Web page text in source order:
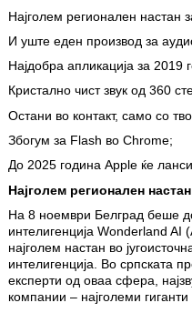
Најголем регионален настан
И уште еден производ за
Најдобра апликација за 2019
Кристално чист звук од 360
Остани во контакт, само со
Збогум за Flash во Chrome;
До 2025 година Apple ќе
Најголем регионален
На 8 ноември Белград беше
интелигенција Wonderland
најголем настан во
инте­лигенција. Во српската
експерти од оваа сфера,
компании – најголеми